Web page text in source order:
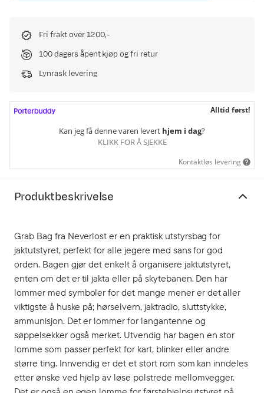
Fri frakt over 1200,-
100 dagers åpent kjøp og fri retur
Lynrask levering
Alltid først!
Kan jeg få denne varen levert hjem i dag?
KLIKK FOR Å SJEKKE
Kontaktløs levering
Produktbeskrivelse
Grab Bag fra Neverlost er en praktisk utstyrsbag for
jaktutstyret, perfekt for alle jegere med sans for god
orden. Bagen gjør det enkelt å organisere jaktutstyret,
enten om det er til jakta eller på skytebanen. Den har
lommer med symboler for det mange mener er det aller
viktigste å huske på; hørselvern, jaktradio, sluttstykke,
ammunisjon. Det er lommer for langantenne og
søppelsekker også merket. Utvendig har bagen en stor
lomme som passer perfekt for kart, blinker eller andre
større ting. Innvendig er det et stort rom som kan inndeles
etter ønske ved hjelp av løse polstrede mellomvegger.